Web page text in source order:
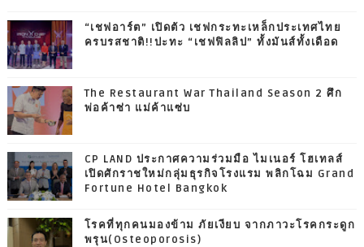
“เชฟอาร์ต” เปิดตัว เชฟกระทะเหล็กประเทศไทย
ครบรสชาติ!!ปะทะ “เชฟฟิลลิป” ทั้งมันส์ทั้งเดือด
The Restaurant War Thailand Season 2 ศึก
พ่อค้าซ่า แม่ค้าแซ่บ
CP LAND ประกาศความร่วมมือ ไมเนอร์ โฮเทลส์
เปิดศักราชใหม่กลุ่มธุรกิจโรงแรม พลิกโฉม Grand
Fortune Hotel Bangkok
โรคที่ทุกคนมองข้าม ภัยเงียบ จากภาวะโรคกระดูก
พรุน(Osteoporosis)